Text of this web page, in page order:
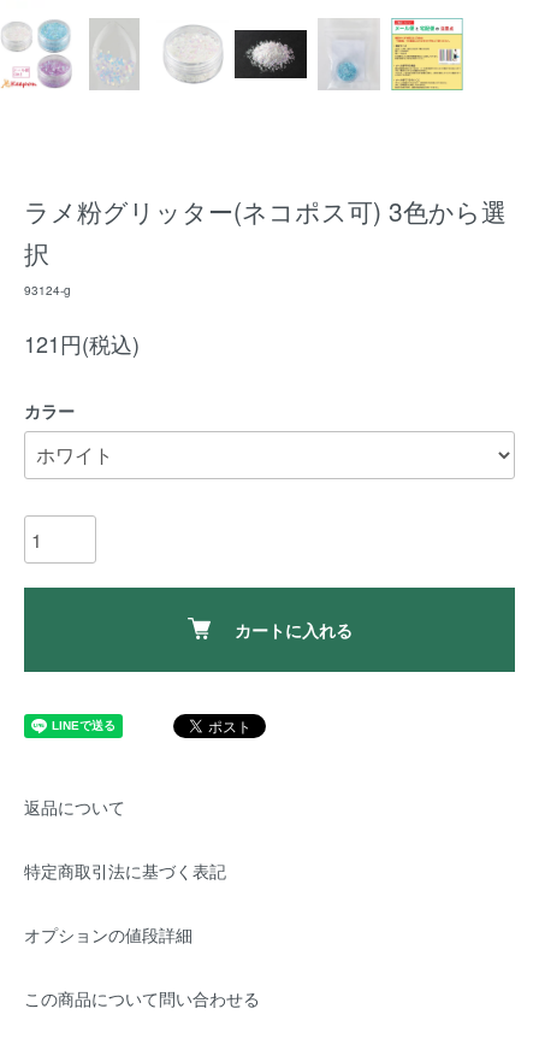
ラメ粉グリッター(ネコポス可) 3色から選
択
93124-g
121円(税込)
カラー
カートに入れる
返品について
特定商取引法に基づく表記
オプションの値段詳細
この商品について問い合わせる